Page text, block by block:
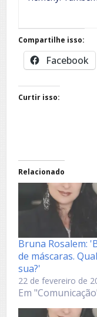
Compartilhe isso:
Facebook
Curtir isso:
Relacionado
Bruna Rosalem:
de máscaras.
sua?'
22 de fevereiro de
Em